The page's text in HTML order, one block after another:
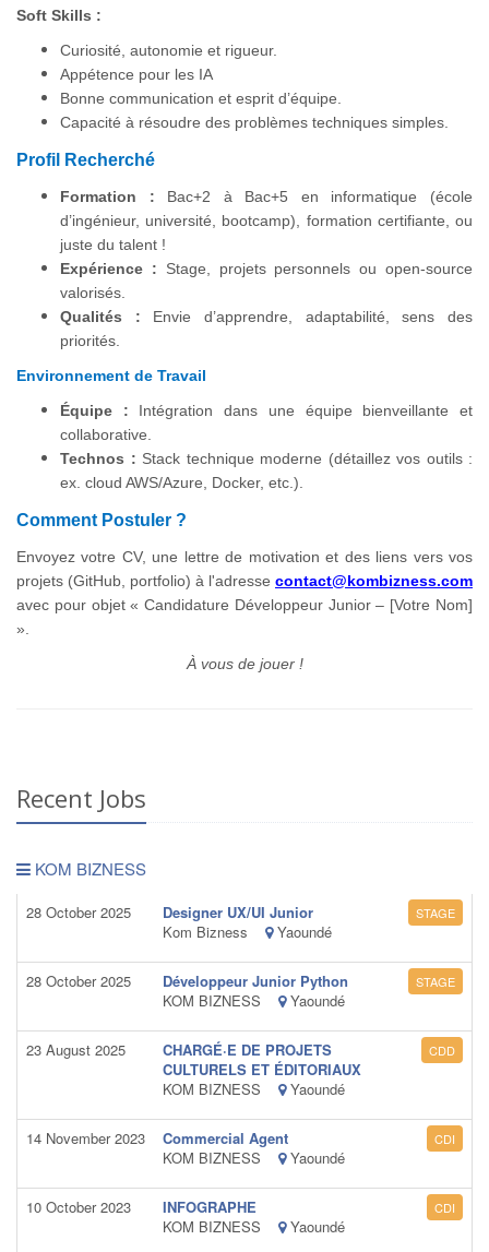
Soft Skills :
Curiosité, autonomie et rigueur.
Appétence pour les IA
Bonne communication et esprit d’équipe.
Capacité à résoudre des problèmes techniques simples.
Profil Recherché
Formation : Bac+2 à Bac+5 en informatique (école
d’ingénieur, université, bootcamp), formation certifiante, ou
juste du talent !
Expérience : Stage, projets personnels ou open-source
valorisés.
Qualités : Envie d’apprendre, adaptabilité, sens des
priorités.
Environnement de Travail
Équipe : Intégration dans une équipe bienveillante et
collaborative.
Technos : Stack technique moderne (détaillez vos outils :
ex. cloud AWS/Azure, Docker, etc.).
Comment Postuler ?
Envoyez votre CV, une lettre de motivation et des liens vers vos
projets (GitHub, portfolio) à l'adresse contact@kombizness.com
avec pour objet « Candidature Développeur Junior – [Votre Nom]
».
À vous de jouer !
Recent Jobs
KOM BIZNESS
28 October 2025
Designer UX/UI Junior
Kom Bizness
Yaoundé
STAGE
28 October 2025
Développeur Junior Python
KOM BIZNESS
Yaoundé
STAGE
23 August 2025
CHARGÉ·E DE PROJETS
CULTURELS ET ÉDITORIAUX
KOM BIZNESS
Yaoundé
CDD
14 November 2023
Commercial Agent
KOM BIZNESS
Yaoundé
CDI
10 October 2023
INFOGRAPHE
KOM BIZNESS
Yaoundé
CDI